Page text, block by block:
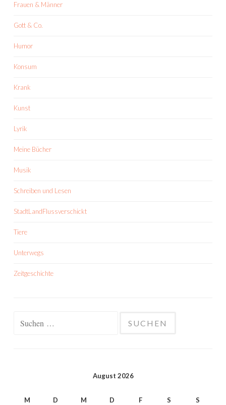
Frauen & Männer
Gott & Co.
Humor
Konsum
Krank
Kunst
Lyrik
Meine Bücher
Musik
Schreiben und Lesen
StadtLandFlussverschickt
Tiere
Unterwegs
Zeitgeschichte
August 2026
M D M D F S S